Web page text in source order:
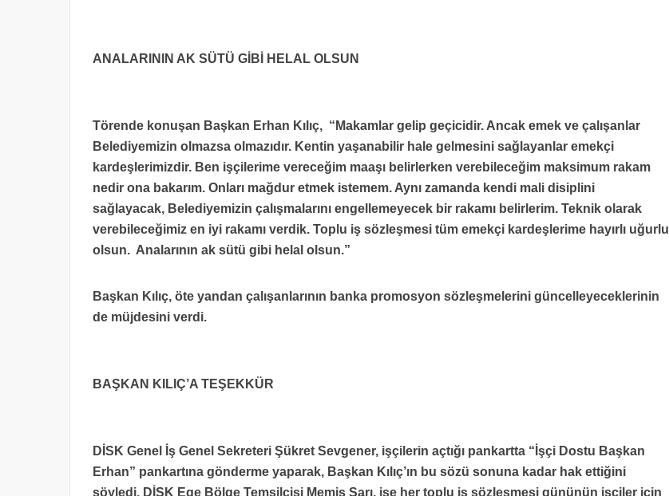
ANALARININ AK SÜTÜ GİBİ HELAL OLSUN
Törende konuşan Başkan Erhan Kılıç, “Makamlar gelip geçicidir. Ancak emek ve çalışanlar
Belediyemizin olmazsa olmazıdır. Kentin yaşanabilir hale gelmesini sağlayanlar emekçi
kardeşlerimizdir. Ben işçilerime vereceğim maaşı belirlerken verebileceğim maksimum rakam
nedir ona bakarım. Onları mağdur etmek istemem. Aynı zamanda kendi mali disiplini
sağlayacak, Belediyemizin çalışmalarını engellemeyecek bir rakamı belirlerim. Teknik olarak
verebileceğimiz en iyi rakamı verdik. Toplu iş sözleşmesi tüm emekçi kardeşlerime hayırlı uğurlu
olsun. Analarının ak sütü gibi helal olsun.”
Başkan Kılıç, öte yandan çalışanlarının banka promosyon sözleşmelerini güncelleyeceklerinin
de müjdesini verdi.
BAŞKAN KILIÇ’A TEŞEKKÜR
DİSK Genel İş Genel Sekreteri Şükret Sevgener, işçilerin açtığı pankartta “İşçi Dostu Başkan
Erhan” pankartına gönderme yaparak, Başkan Kılıç’ın bu sözü sonuna kadar hak ettiğini
söyledi. DİSK Ege Bölge Temsilcisi Memiş Sarı, ise her toplu iş sözleşmesi gününün işçiler için